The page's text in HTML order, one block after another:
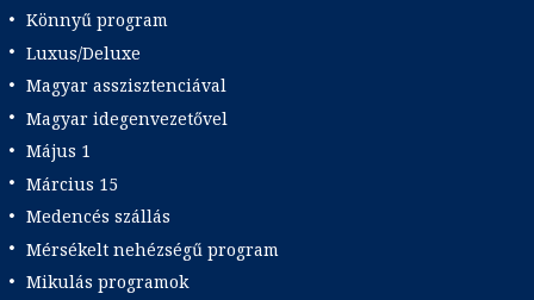
Könnyű program
Luxus/Deluxe
Magyar asszisztenciával
Magyar idegenvezetővel
Május 1
Március 15
Medencés szállás
Mérsékelt nehézségű program
Mikulás programok